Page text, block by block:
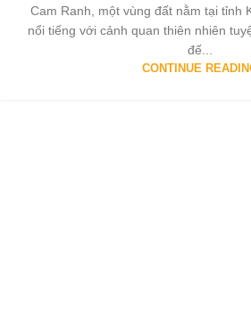
Cam Ranh, một vùng đất nằm tại tỉnh
nổi tiếng với cảnh quan thiên nhiên
đế...
CONTINUE